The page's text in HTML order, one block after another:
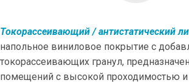
Токорассеивающий / антистатический
напольное виниловое покрытие с
токорассеивающих гранул,
помещений с высокой проходимостью